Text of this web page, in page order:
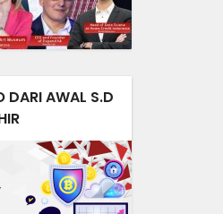
DARI AWAL S.D